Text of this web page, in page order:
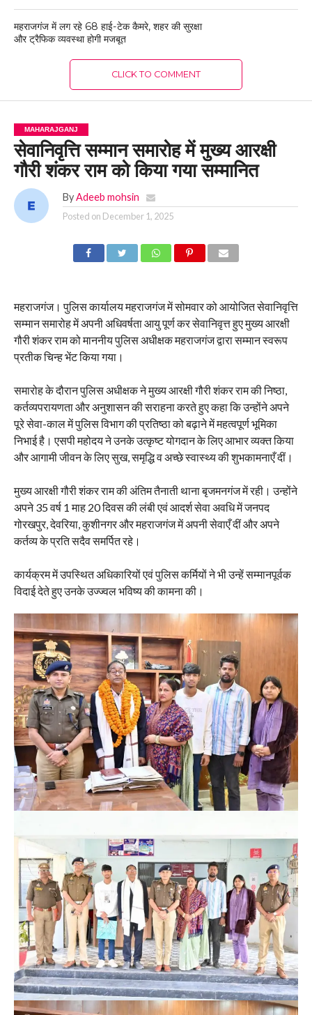
महराजगंज में लग रहे 68 हाई-टेक कैमरे, शहर की सुरक्षा
और ट्रैफिक व्यवस्था होगी मजबूत
CLICK TO COMMENT
MAHARAJGANJ
सेवानिवृत्ति सम्मान समारोह में मुख्य आरक्षी
गौरी शंकर राम को किया गया सम्मानित
By Adeeb mohsin
Posted on December 1, 2025
महराजगंज। पुलिस कार्यालय महराजगंज में सोमवार को आयोजित सेवानिवृत्ति
सम्मान समारोह में अपनी अधिवर्षता आयु पूर्ण कर सेवानिवृत्त हुए मुख्य आरक्षी
गौरी शंकर राम को माननीय पुलिस अधीक्षक महराजगंज द्वारा सम्मान स्वरूप
प्रतीक चिन्ह भेंट किया गया।
समारोह के दौरान पुलिस अधीक्षक ने मुख्य आरक्षी गौरी शंकर राम की निष्ठा,
कर्तव्यपरायणता और अनुशासन की सराहना करते हुए कहा कि उन्होंने अपने
पूरे सेवा-काल में पुलिस विभाग की प्रतिष्ठा को बढ़ाने में महत्वपूर्ण भूमिका
निभाई है। एसपी महोदय ने उनके उत्कृष्ट योगदान के लिए आभार व्यक्त किया
और आगामी जीवन के लिए सुख, समृद्धि व अच्छे स्वास्थ्य की शुभकामनाएँ दीं।
मुख्य आरक्षी गौरी शंकर राम की अंतिम तैनाती थाना बृजमनगंज में रही। उन्होंने
अपने 35 वर्ष 1 माह 20 दिवस की लंबी एवं आदर्श सेवा अवधि में जनपद
गोरखपुर, देवरिया, कुशीनगर और महराजगंज में अपनी सेवाएँ दीं और अपने
कर्तव्य के प्रति सदैव समर्पित रहे।
कार्यक्रम में उपस्थित अधिकारियों एवं पुलिस कर्मियों ने भी उन्हें सम्मानपूर्वक
विदाई देते हुए उनके उज्ज्वल भविष्य की कामना की।